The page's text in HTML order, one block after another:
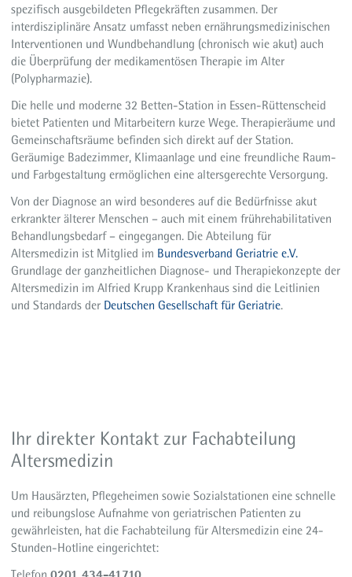
spezifisch ausgebildeten Pflegekräften zusammen. Der
interdisziplinäre Ansatz umfasst neben ernährungsmedizinischen
Interventionen und Wundbehandlung (chronisch wie akut) auch
die Überprüfung der medikamentösen Therapie im Alter
(Polypharmazie).
Die helle und moderne 32 Betten-Station in Essen-Rüttenscheid
bietet Patienten und Mitarbeitern kurze Wege. Therapieräume und
Gemeinschaftsräume befinden sich direkt auf der Station.
Geräumige Badezimmer, Klimaanlage und eine freundliche Raum-
und Farbgestaltung ermöglichen eine altersgerechte Versorgung.
Von der Diagnose an wird besonderes auf die Bedürfnisse akut
erkrankter älterer Menschen – auch mit einem frührehabilitativen
Behandlungsbedarf – eingegangen. Die Abteilung für
Altersmedizin ist Mitglied im Bundesverband Geriatrie e.V.
Grundlage der ganzheitlichen Diagnose- und Therapiekonzepte der
Altersmedizin im Alfried Krupp Krankenhaus sind die Leitlinien
und Standards der Deutschen Gesellschaft für Geriatrie.
Ihr direkter Kontakt zur Fachabteilung
Altersmedizin
Um Hausärzten, Pflegeheimen sowie Sozialstationen eine schnelle
und reibungslose Aufnahme von geriatrischen Patienten zu
gewährleisten, hat die Fachabteilung für Altersmedizin eine 24-
Stunden-Hotline eingerichtet: